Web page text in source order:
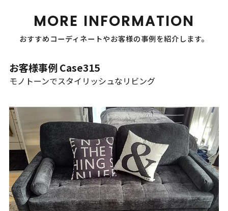
MORE INFORMATION
おすすめコーディネートやお客様の事例を紹介します。
お客様事例 Case315
モノトーンでスタイリッシュなリビング